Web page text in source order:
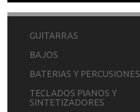
GUITARRAS
BAJOS
BATERIAS Y PERCUSIONES
TECLADOS PIANOS Y
SINTETIZADORES